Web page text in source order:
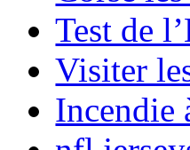
Test de
Visiter
Incendie